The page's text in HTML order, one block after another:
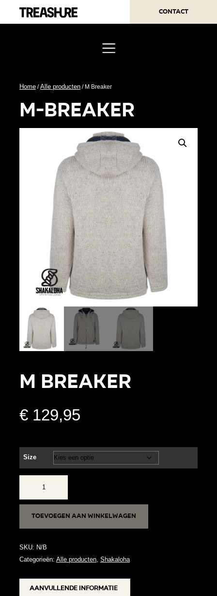
Contact
Home /Alle producten / M Breaker
m-breaker
M Breaker
€ 129,95
Size
aantal
Toevoegen aan winkelwagen
SKU: N/B
Categorieën: Alle producten, Shakaloha
Aanvullende informatie